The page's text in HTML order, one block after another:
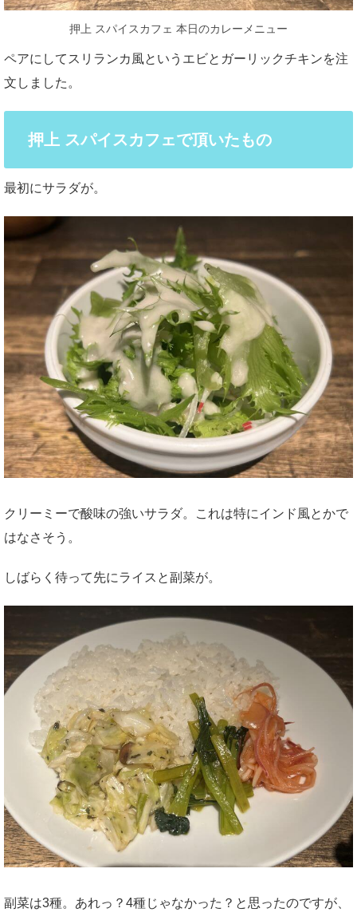
押上 スパイスカフェ 本日のカレーメニュー
ペアにしてスリランカ風というエビとガーリックチキンを注
文しました。
押上 スパイスカフェで頂いたもの
最初にサラダが。
クリーミーで酸味の強いサラダ。これは特にインド風とかで
はなさそう。
しばらく待って先にライスと副菜が。
副菜は3種。あれっ？4種じゃなかった？と思ったのですが、